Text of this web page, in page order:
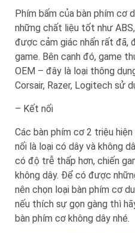
Phím bấm của bàn phím cơ
những chất liệu tốt như
được cảm giác nhấn rất đã,
game. Bên cạnh đó, game
OEM – đây là loại thông
Corsair, Razer, Logitech sử
– Kết nối
Các bàn phím cơ 2 triệu
nối là loại có dây và không
có độ trễ thấp hơn, chiến
không dây. Để có được
nên chọn loại bàn phím cơ
nếu thích sự gọn gàng thì
bàn phím cơ không dây nhé.